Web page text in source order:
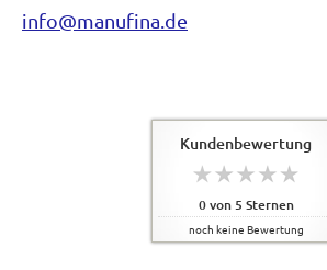
info@manufina.de
Kundenbewertung
0von5 Sternen
noch keine Bewertung